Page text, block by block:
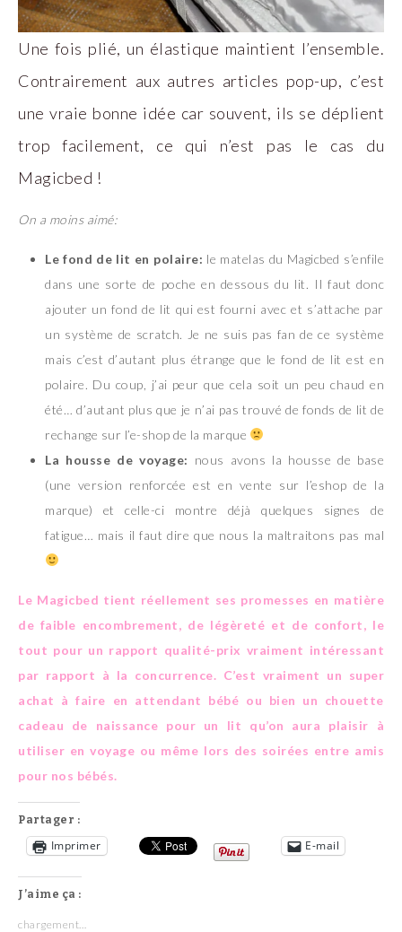
Une fois plié, un élastique maintient l’ensemble.
Contrairement aux autres articles pop-up, c’est
une vraie bonne idée car souvent, ils se déplient
trop facilement, ce qui n’est pas le cas du
Magicbed !
On a moins aimé:
Le fond de lit en polaire: le matelas du Magicbed s’enfile
dans une sorte de poche en dessous du lit. Il faut donc
ajouter un fond de lit qui est fourni avec et s’attache par
un système de scratch. Je ne suis pas fan de ce système
mais c’est d’autant plus étrange que le fond de lit est en
polaire. Du coup, j’ai peur que cela soit un peu chaud en
été… d’autant plus que je n’ai pas trouvé de fonds de lit de
rechange sur l’e-shop de la marque
La housse de voyage: nous avons la housse de base
(une version renforcée est en vente sur l’eshop de la
marque) et celle-ci montre déjà quelques signes de
fatigue… mais il faut dire que nous la maltraitons pas mal
Le Magicbed tient réellement ses promesses en matière
de faible encombrement, de légèreté et de confort, le
tout pour un rapport qualité-prix vraiment intéressant
par rapport à la concurrence. C’est vraiment un super
achat à faire en attendant bébé ou bien un chouette
cadeau de naissance pour un lit qu’on aura plaisir à
utiliser en voyage ou même lors des soirées entre amis
pour nos bébés.
Partager :
Imprimer E-mail
J’aime ça :
chargement…